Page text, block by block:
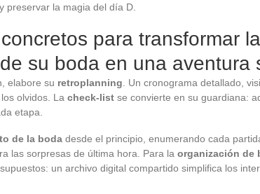
preservar la magia del día D.
para transformar la
su boda en una aventura
elabore su retroplanning . Un cronograma detallado,
olvidos. La check-list se convierte en su guardiana:
etapa.
de la boda desde el principio, enumerando cada
las sorpresas de última hora. Para la organización de
un archivo digital compartido simplifica los